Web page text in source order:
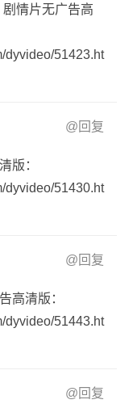
剧情片无广告高
dyvideo/51423.ht
@回复
版：
dyvideo/51430.ht
@回复
高清版：
dyvideo/51443.ht
@回复